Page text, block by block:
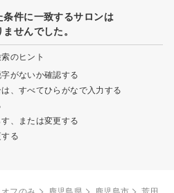
条件に一致するサロンは
ませんでした。
のヒント
がないか確認する
、すべてひらがなで入力する
、または変更する
る